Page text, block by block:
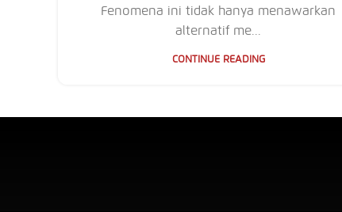
Fenomena ini tidak hanya menawarkan
alternatif me...
CONTINUE READING